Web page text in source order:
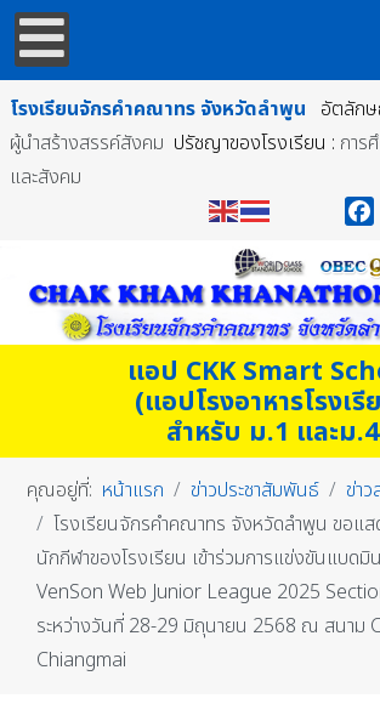
โรงเรียนจักรคำคณาทร จังหวัดลำพูน อัตลัก
ผู้นำสร้างสรรค์สังคม ปรัชญาของโรงเรียน : การ
และสังคม
แอป CKK Smart
(แอปโรงอาหารโรงเ
สำหรับ ม.1 และม.4
คุณอยู่ที่: หน้าแรก ข่าวประชาสัมพันธ์
ข่า
โรงเรียนจักรคำคณาทร จังหวัดลำพูน ขอแ
นักกีฬาของโรงเรียน เข้าร่วมการแข่งขันแบด
VenSon Web Junior League 2025
ระหว่างวันที่ 28-29 มิถุนายน 2568 ณ สนาม
Chiangmai